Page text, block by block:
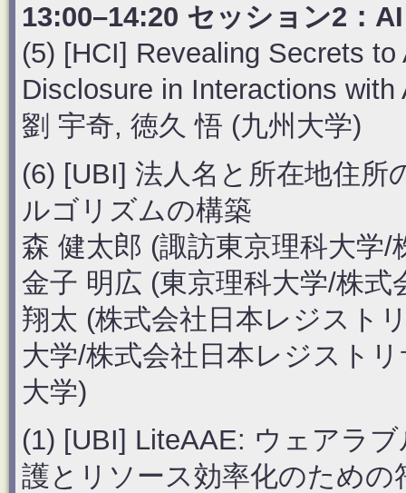
13:00–14:20 セッション2：
(5) [HCI] Revealing Secrets
Disclosure in Interactions with
劉 宇奇, 徳久 悟 (九州大学)
(6) [UBI] 法人名と所在地住所
ルゴリズムの構築
森 健太郎 (諏訪東京理科大学
金子 明広 (東京理科大学/株
翔太 (株式会社日本レジスト
大学/株式会社日本レジスト
大学)
(1) [UBI] LiteAAE: ウェアラ
護とリソース効率化のため